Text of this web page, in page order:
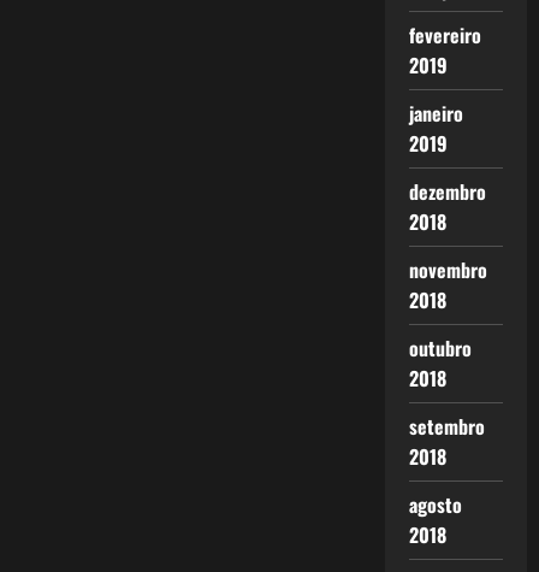
fevereiro
2019
janeiro
2019
dezembro
2018
novembro
2018
outubro
2018
setembro
2018
agosto
2018